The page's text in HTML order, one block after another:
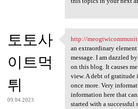
토토사
이트먹
튀
09.04.2023
http://
http://
an extraordinary
message. I am dazzled
on this blog. It causes
view. A debt of
once more. Very
information here that
started with a successful